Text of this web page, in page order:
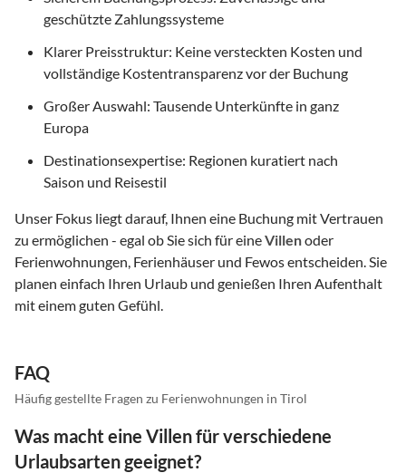
geschützte Zahlungssysteme
Klarer Preisstruktur: Keine versteckten Kosten und
vollständige Kostentransparenz vor der Buchung
Großer Auswahl: Tausende Unterkünfte in ganz
Europa
Destinationsexpertise: Regionen kuratiert nach
Saison und Reisestil
Unser Fokus liegt darauf, Ihnen eine Buchung mit Vertrauen
zu ermöglichen - egal ob Sie sich für eineVillenoder
Ferienwohnungen, Ferienhäuser und Fewos entscheiden. Sie
planen einfach Ihren Urlaub und genießen Ihren Aufenthalt
mit einem guten Gefühl.
FAQ
Häufig gestellte Fragen zu Ferienwohnungen in Tirol
Was macht eine Villen für verschiedene
Urlaubsarten geeignet?